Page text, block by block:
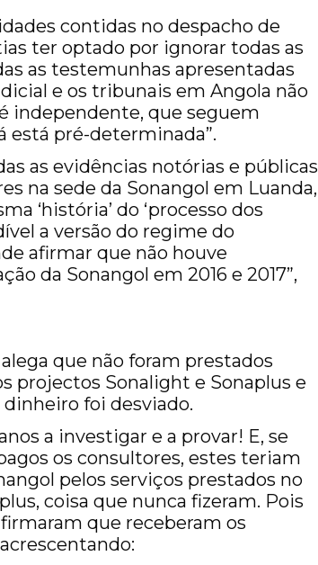
contidas no despacho de
ter optado por ignorar todas as
as testemunhas apresentadas
e os tribunais em Angola não
independente, que seguem
está pré-determinada”.
as evidências notórias e públicas
na sede da Sonangol em Luanda,
‘história’ do ‘processo dos
a versão do regime do
afirmar que não houve
da Sonangol em 2016 e 2017”,
que não foram prestados
projectos Sonalight e Sonaplus e
foi desviado.
a investigar e a provar! E, se
os consultores, estes teriam
pelos serviços prestados no
coisa que nunca fizeram. Pois
que receberam os